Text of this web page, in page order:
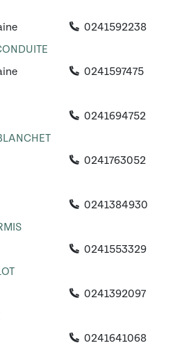
0241592238
0241597475
0241694752
0241763052
0241384930
0241553329
0241392097
0241641068